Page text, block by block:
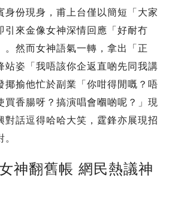
身份現身，甫上台僅以簡短「大家
引來金像女神深情回應「好耐冇
。然而女神語氣一轉，拿出「正
站姿「我唔該你企返直啲先同我講
揶揄他忙於副業「你咁得閒嘅？唔
買香腸呀？搞演唱會嗰啲呢？」現
對話逗得哈哈大笑，霆鋒亦展現招
神翻舊帳 網民熱議神